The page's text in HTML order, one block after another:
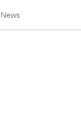
News